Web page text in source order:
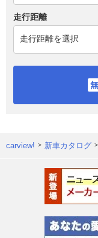
走行距離
carview! 新車カタログ